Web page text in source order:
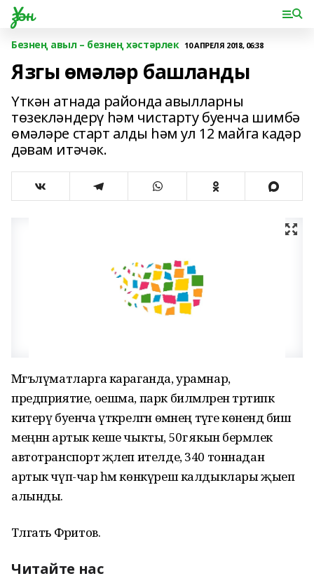
Үзән
Безнең авыл – безнең хәстәрлек 10 АПРЕЛЯ 2018, 06:38
Язгы өмәләр башланды
Үткән атнада районда авылларны
төзекләндерү һәм чистарту буенча шимбә
өмәләре старт алды һәм ул 12 майга кадәр
дәвам итәчәк.
Мәгълүматларга караганда, урамнар,
предприятие, оешма, парк биләмәләрен тәртипкә
китерү буенча үткәрелгән өмәнең тәүге көнендә биш
меңнән артык кеше чыкты, 50гә якын берәмлек
автотранспорт җәлеп ителде, 340 тоннадан
артык чүп-чар һәм көнкүреш калдыклары җыеп
алынды.
Тәлгать Фәритов.
Читайте нас